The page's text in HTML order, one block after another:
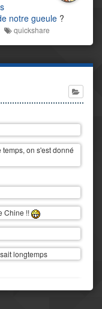
notre gueule ?
quickshare
on s'est donné
Chine !!
longtemps